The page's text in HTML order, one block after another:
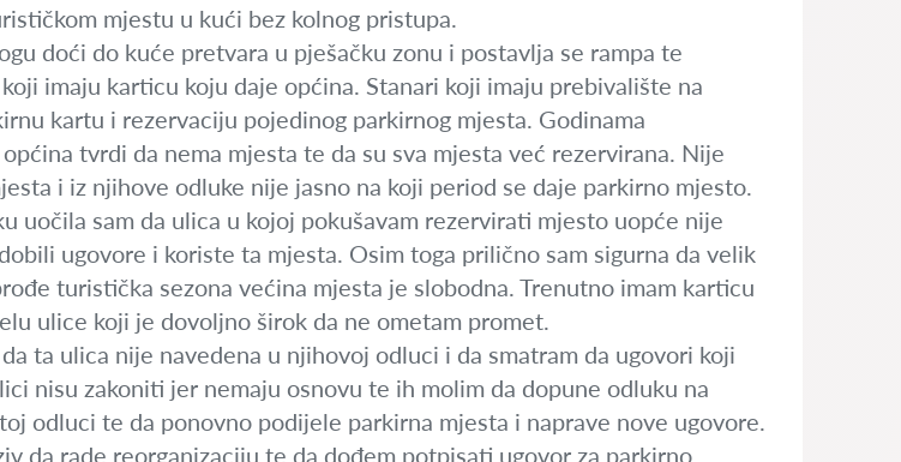
mjestu u kući bez kolnog pristupa.
doći do kuće pretvara u pješačku zonu i postavlja se rampa te
imaju karticu koju daje općina. Stanari koji imaju prebivalište na
kartu i rezervaciju pojedinog parkirnog mjesta. Godinama
tvrdi da nema mjesta te da su sva mjesta već rezervirana. Nije
i iz njihove odluke nije jasno na koji period se daje parkirno mjesto.
uočila sam da ulica u kojoj pokušavam rezervirati mjesto uopće nije
ugovore i koriste ta mjesta. Osim toga prilično sam sigurna da velik
turistička sezona većina mjesta je slobodna. Trenutno imam karticu
ulice koji je dovoljno širok da ne ometam promet.
ta ulica nije navedena u njihovoj odluci i da smatram da ugovori koji
nisu zakoniti jer nemaju osnovu te ih molim da dopune odluku na
odluci te da ponovno podijele parkirna mjesta i naprave nove ugovore.
da rade reorganizaciju te da dođem potpisati ugovor za parkirno